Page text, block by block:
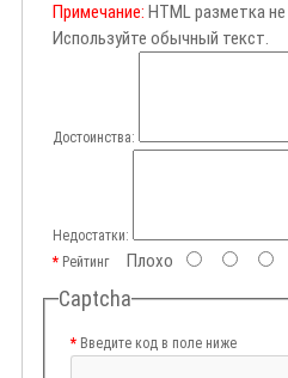
Примечание: HTML разметка
Используйте обычный текст.
Достоинства:
Недостатки:
РейтингПлохо
Captcha
Введите код в поле ниже